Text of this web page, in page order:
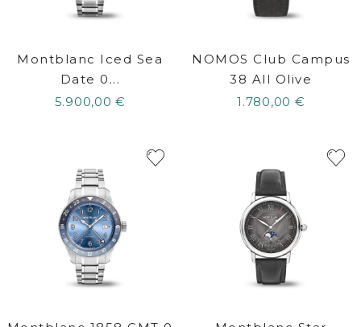
Montblanc Iced Sea
Date 0...
5.900,00 €
NOMOS Club Campus
38 All Olive
1.780,00 €